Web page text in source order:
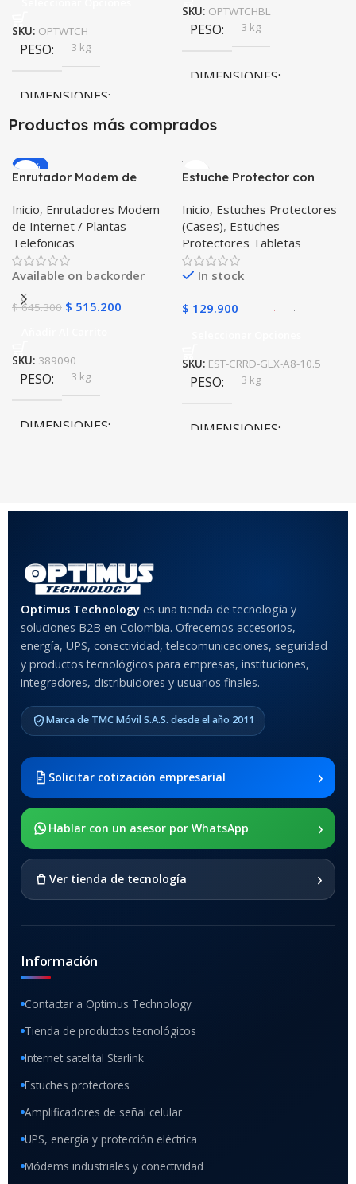
SKU: OPTWTCH
PESO 3 kg
DIMENSIONES
COLOR
Gris,Negro , Azul ,Rosa
SKU: OPTWTCHBL
PESO 3 kg
DIMENSIONES
10 × 100 × 24 cm
Productos más comprados
-20%
Enrutador Modem de
Libre Todo Operador 4G
LTE SIMCARD
Inicio, Enrutadores Modem
de Internet / Plantas
Telefonicas
Available on backorder
$645.300 $ 515.200
SKU: 389090
PESO 3 kg
DIMENSIONES
Estuche Protector con
Tablet Samsung Galaxy
Tab A8 10.5 2021 – 2022
SM-x200 SM-x205 Anti
golpes con soporte
Inicio, Estuches Protectores
(Cases), Estuches
Protectores Tabletas
In stock
$ 129.900
SKU: EST-CRRD-GLX-A8-10.5
PESO 3 kg
DIMENSIONES
COLOR
Anti-Shock
MODELO DE TABLETS
COMPATIBLES
2021 SM-x200 / Samsung
Galaxy Tab A8 10.5 2021 SM-
x205
SOPORTE DE APOYO
Optimus Technology es una tienda de tecnología y
soluciones B2B en Colombia. Ofrecemos accesorios,
energía, UPS, conectividad, telecomunicaciones, seguridad
y productos tecnológicos para empresas, instituciones,
integradores, distribuidores y usuarios finales.
Marca de TMC Móvil S.A.S. desde el año 2011
Solicitar cotización empresarial ›
Hablar con un asesor por WhatsApp ›
Ver tienda de tecnología ›
Información
Contactar a Optimus Technology
Tienda de productos tecnológicos
Internet satelital Starlink
Estuches protectores
Amplificadores de señal celular
UPS, energía y protección eléctrica
Módems industriales y conectividad